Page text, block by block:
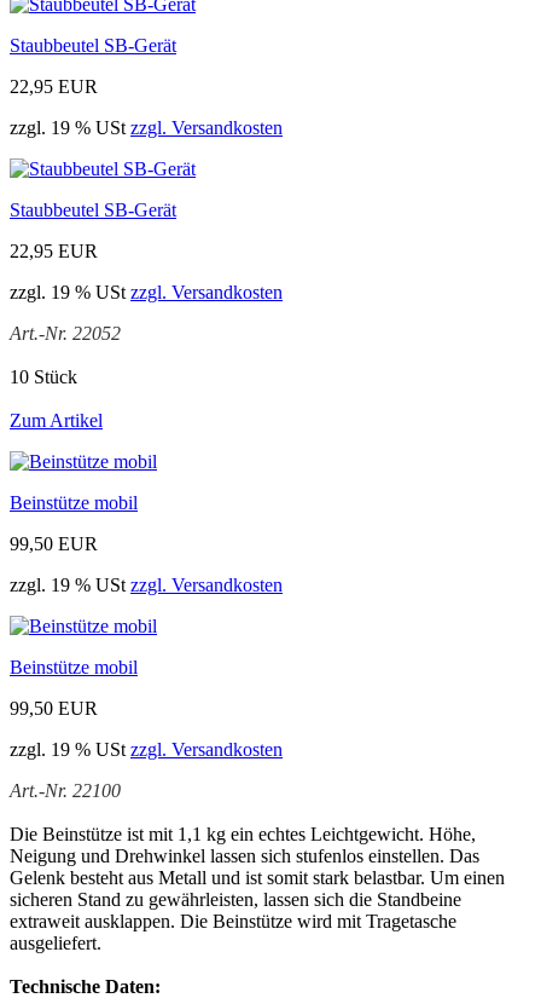
Staubbeutel SB-Gerät
22,95 EUR
zzgl. 19 % USt zzgl. Versandkosten
Staubbeutel SB-Gerät
22,95 EUR
zzgl. 19 % USt zzgl. Versandkosten
Art.-Nr. 22052
10 Stück
Zum Artikel
Beinstütze mobil
99,50 EUR
zzgl. 19 % USt zzgl. Versandkosten
Beinstütze mobil
99,50 EUR
zzgl. 19 % USt zzgl. Versandkosten
Art.-Nr. 22100
Die Beinstütze ist mit 1,1 kg ein echtes Leicht­gewicht. Höhe,
Neigung und Drehwinkel lassen sich stufenlos einstellen. Das
Gelenk besteht aus Metall und ist somit stark belastbar. Um einen
sicheren Stand zu gewährleisten, lassen sich die Standbeine
extraweit ausklappen. Die Beinstütze wird mit Tragetasche
ausgeliefert.
Technische Daten: